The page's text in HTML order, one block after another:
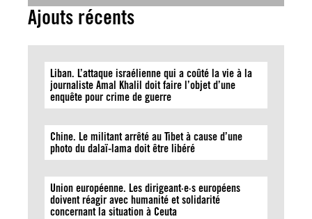
Ajouts récents
Liban. L’attaque israélienne qui a coûté la vie à la
journaliste Amal Khalil doit faire l’objet d’une
enquête pour crime de guerre
Chine. Le militant arrêté au Tibet à cause d’une
photo du dalaï-lama doit être libéré
Union européenne. Les dirigeant·e·s européens
doivent réagir avec humanité et solidarité
concernant la situation à Ceuta